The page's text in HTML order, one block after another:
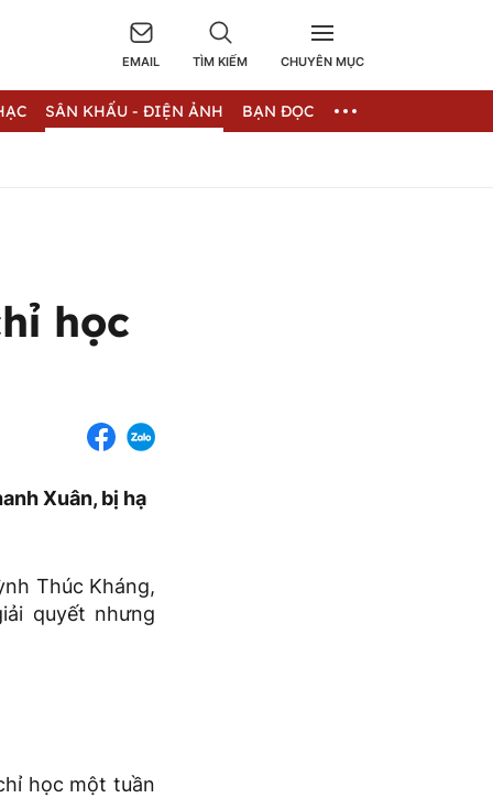
EMAIL TÌM KIẾM CHUYÊN MỤC
SÂN KHẤU - ĐIỆN ẢNH BẠN ĐỌC
học
Xuân, bị hạ
Thúc Kháng,
quyết nhưng
học một tuần